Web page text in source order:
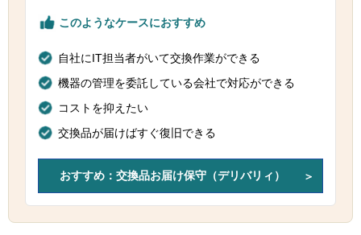
このようなケースにおすすめ
自社にIT担当者がいて交換作業ができる
機器の管理を委託している会社で対応ができる
コストを抑えたい
交換品が届けばすぐ復旧できる
おすすめ：交換品お届け保守（デリバリィ）